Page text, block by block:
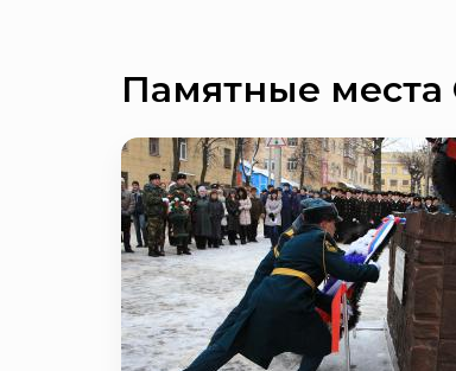
Памятные места